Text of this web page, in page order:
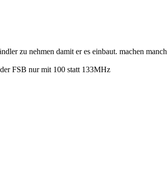
zu nehmen damit er es einbaut. machen
FSB nur mit 100 statt 133MHz